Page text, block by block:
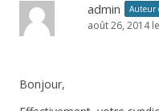
admin Auteur
août 26, 2014
Bonjour,